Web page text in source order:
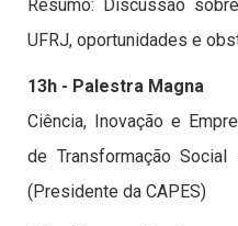
Resumo: Discussão
UFRJ, oportunidades e
13h - Palestra Magna
Ciência, Inovação e
de Transformação
(Presidente da CAPES)